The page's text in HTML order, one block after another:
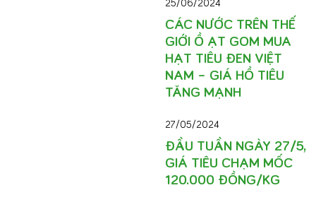
CÁC NƯỚC TRÊN THẾ
GIỚI Ồ ẠT GOM MUA
HẠT TIÊU ĐEN VIỆT
NAM – GIÁ HỒ TIÊU
TĂNG MẠNH
27/05/2024
ĐẦU TUẦN NGÀY 27/5,
GIÁ TIÊU CHẠM MỐC
120.000 ĐỒNG/KG